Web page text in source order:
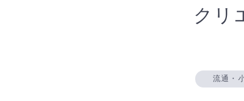
クリ
流通・